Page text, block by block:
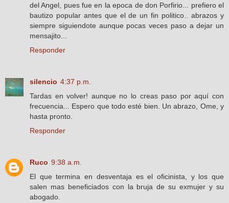
del Angel, pues fue en la epoca de don Porfirio... prefiero el
bautizo popular antes que el de un fin politico.. abrazos y
siempre siguiendote aunque pocas veces paso a dejar un
mensajito...
Responder
silencio 4:37 p.m.
Tardas en volver! aunque no lo creas paso por aquí con
frecuencia... Espero que todo esté bien. Un abrazo, Ome, y
hasta pronto.
Responder
Ruco 9:38 a.m.
El que termina en desventaja es el oficinista, y los que
salen mas beneficiados con la bruja de su exmujer y su
abogado.